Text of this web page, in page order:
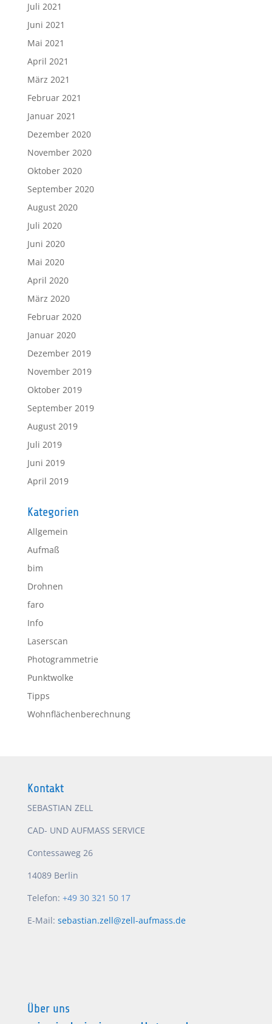
Juli 2021
Juni 2021
Mai 2021
April 2021
März 2021
Februar 2021
Januar 2021
Dezember 2020
November 2020
Oktober 2020
September 2020
August 2020
Juli 2020
Juni 2020
Mai 2020
April 2020
März 2020
Februar 2020
Januar 2020
Dezember 2019
November 2019
Oktober 2019
September 2019
August 2019
Juli 2019
Juni 2019
April 2019
Kategorien
Allgemein
Aufmaß
bim
Drohnen
faro
Info
Laserscan
Photogrammetrie
Punktwolke
Tipps
Wohnflächenberechnung
Kontakt
SEBASTIAN ZELL
CAD- UND AUFMASS SERVICE
Contessaweg 26
14089 Berlin
Telefon: +49 30 321 50 17
E-Mail: sebastian.zell@zell-aufmass.de
Über uns